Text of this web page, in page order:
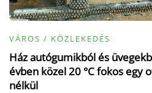
VÁROS / KÖZLEKEDÉS
Ház autógumikból és
évben közel 20 °C fokos egy
nélkül